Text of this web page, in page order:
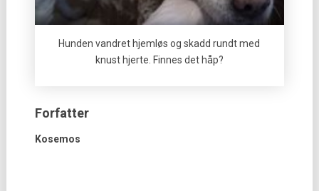
Hunden vandret hjemløs og skadd rundt med
knust hjerte. Finnes det håp?
Forfatter
Kosemos